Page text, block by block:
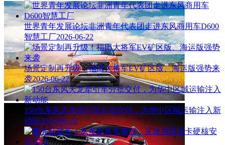
世界青年发展论坛非洲青年代表团走进东风商用车D600
智慧工厂2026-06-22
场景定制再升级！福田大将军EV矿区版、海运版强势来
袭2026-06-22
150台东风天龙牵引车分批交付，为华中区域运输注入新
动能2026-06-22